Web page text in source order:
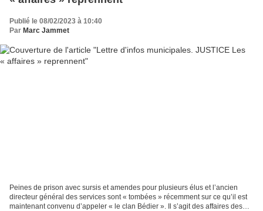
Publié le 08/02/2023 à 10:40
Par Marc Jammet
Peines de prison avec sursis et amendes pour plusieurs élus et l’ancien
directeur général des services sont « tombées » récemment sur ce qu’il est
maintenant convenu d’appeler « le clan Bédier ». Il s’agit des affaires des